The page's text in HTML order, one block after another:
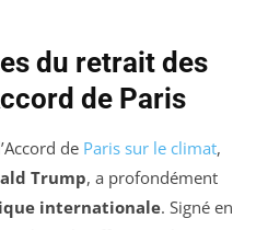
du retrait des
de Paris
de Paris sur le climat,
Trump, a profondément
internationale. Signé en